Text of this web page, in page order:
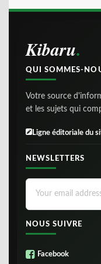
Kibaru
QUI SOMMES-
Votre source
et les sujets qui
Ligne éditoriale du
NEWSLETTERS
NOUS SUIVRE
Facebook